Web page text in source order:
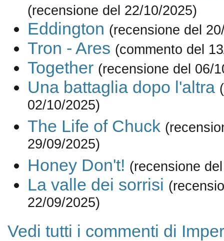
(recensione del 22/10/2025)
Eddington (recensione del
Tron - Ares (commento del
Together (recensione del 06/
Una battaglia dopo l'altra
02/10/2025)
The Life of Chuck
29/09/2025)
Honey Don't! (recensione
La valle dei sorrisi
22/09/2025)
Vedi tutti i commenti di